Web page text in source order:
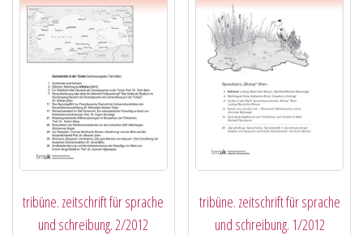
tribüne. zeitschrift für sprache
und schreibung. 2/2012
tribüne. zeitschrift für sprache
und schreibung. 1/2012